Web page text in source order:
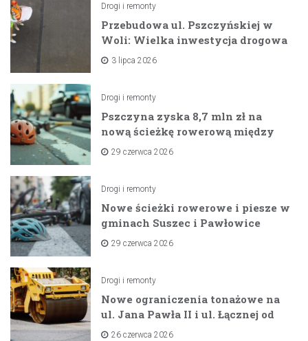
Drogi i remonty
Przebudowa ul. Pszczyńskiej w
Woli: Wielka inwestycja drogowa
na horyzoncie
3 lipca 2026
Drogi i remonty
Pszczyna zyska 8,7 mln zł na
nową ścieżkę rowerową między
zaporami
29 czerwca 2026
Drogi i remonty
Nowe ścieżki rowerowe i piesze w
gminach Suszec i Pawłowice
dzięki unijnemu wsparciu
29 czerwca 2026
Drogi i remonty
Nowe ograniczenia tonażowe na
ul. Jana Pawła II i ul. Łącznej od
lipca 2026 roku
26 czerwca 2026